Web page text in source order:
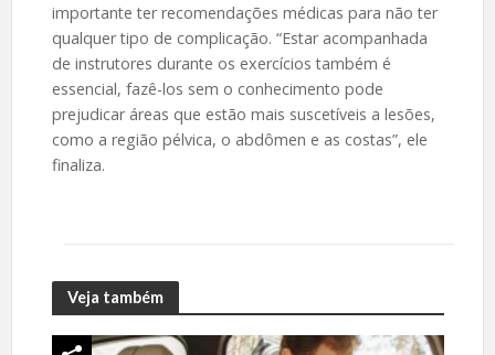
importante ter recomendações médicas para não ter
qualquer tipo de complicação. “Estar acompanhada
de instrutores durante os exercícios também é
essencial, fazê-los sem o conhecimento pode
prejudicar áreas que estão mais suscetíveis a lesões,
como a região pélvica, o abdômen e as costas”, ele
finaliza.
Veja também